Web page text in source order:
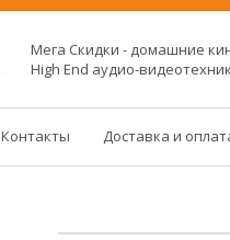
Мега Скидки - домашние
High End аудио-
Контакты Доставка и